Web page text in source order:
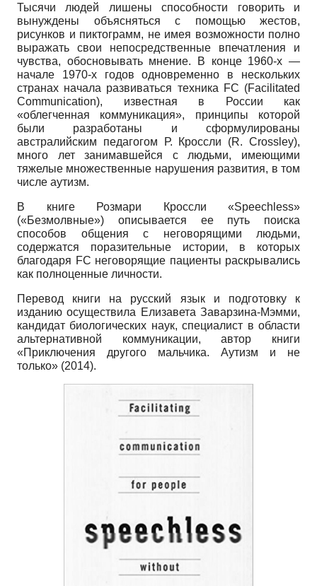
Тысячи людей лишены способности говорить и
вынуждены объясняться с помощью жестов,
рисунков и пиктограмм, не имея возможности полно
выражать свои непосредственные впечатления и
чувства, обосновывать мнение. В конце 1960-х —
начале 1970-х годов одновременно в нескольких
странах начала развиваться техника FC (Facilitated
Communication), известная в России как
«облегченная коммуникация», принципы которой
были разработаны и сформулированы
австралийским педагогом Р. Кроссли (R.Crossley),
много лет занимавшейся с людьми, имеющими
тяжелые множественные нарушения развития, в том
числе аутизм.
В книге Розмари Кроссли «Speechless»
(«Безмолвные») описывается ее путь поиска
способов общения с неговорящими людьми,
содержатся поразительные истории, в которых
благодаря FC неговорящие пациенты раскрывались
как полноценные личности.
Перевод книги на русский язык и подготовку к
изданию осуществила Елизавета Заварзина-Мэмми,
кандидат биологических наук, специалист в области
альтернативной коммуникации, автор книги
«Приключения другого мальчика. Аутизм и не
только» (2014).